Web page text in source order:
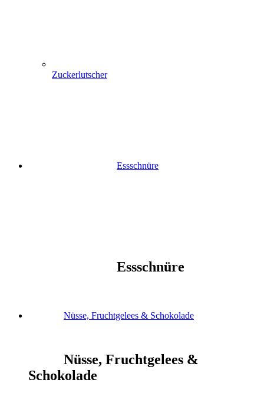
Zuckerlutscher
Essschnüre
Essschnüre
Nüsse, Fruchtgelees & Schokolade
Nüsse, Fruchtgelees &
Schokolade